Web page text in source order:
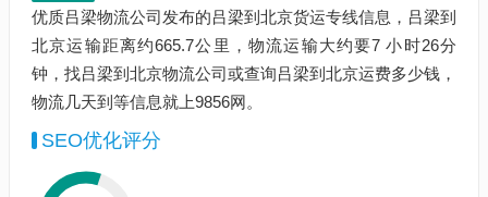
优质吕梁物流公司发布的吕梁到北京货运专线信息，吕梁到
北京运输距离约665.7公里，物流运输大约要7 小时26分
钟，找吕梁到北京物流公司或查询吕梁到北京运费多少钱，
物流几天到等信息就上9856网。
SEO优化评分